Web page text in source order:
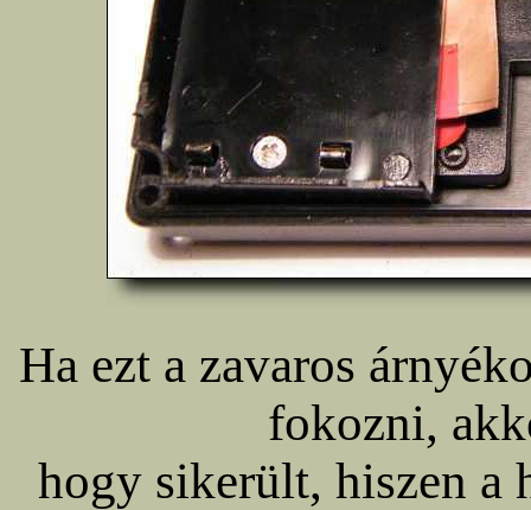
Ha ezt a zavaros
fokozni,
hogy sikerült, hiszen a